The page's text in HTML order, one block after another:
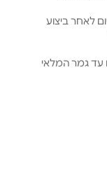
לבטל את הזמנתכם לא יאוחר מ-14 יום לאחר ביצוע